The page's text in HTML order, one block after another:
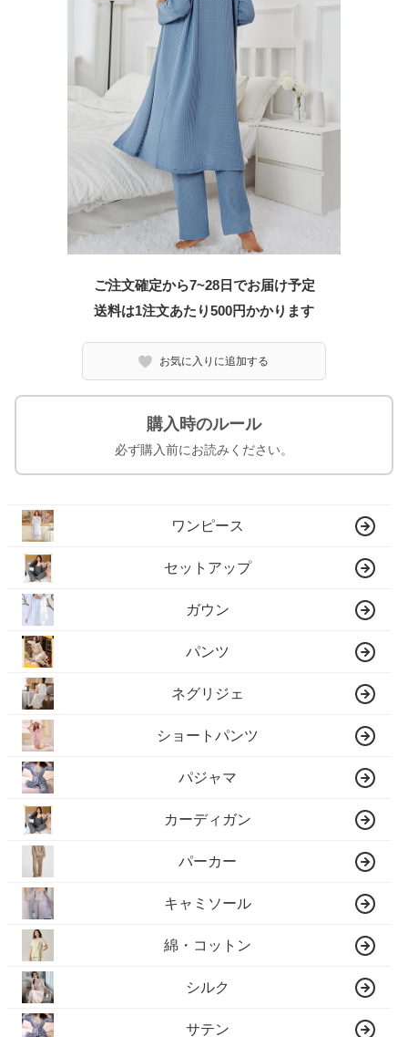
ご注文確定から7~28日でお届け予定
送料は1注文あたり500円かかります
お気に入りに追加する
購入時のルール
必ず購入前にお読みください。
ワンピース
セットアップ
ガウン
パンツ
ネグリジェ
ショートパンツ
パジャマ
カーディガン
パーカー
キャミソール
綿・コットン
シルク
サテン